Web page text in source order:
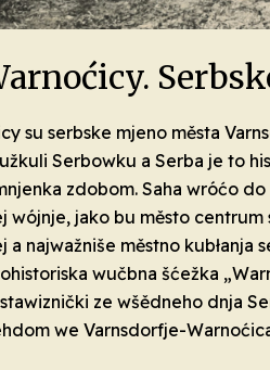
su serbske mjeno města
Serbowku a Serba je to
zdobom. Saha wróćo
wójnje, jako bu město centrum
a najwažniše městno kubłanja
wučbna šćežka
ze wšědneho dnja
we Varnsdorfje-